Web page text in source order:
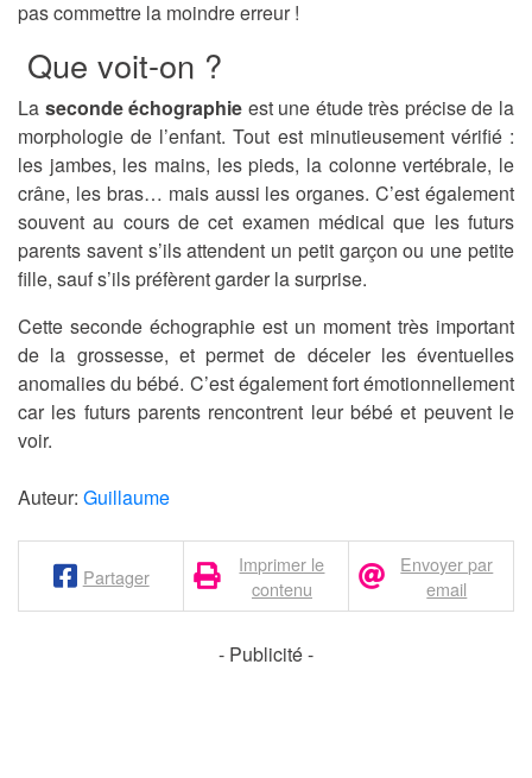
pas commettre la moindre erreur !
Que voit-on ?
La seconde échographie est une étude très précise de la
morphologie de l’enfant. Tout est minutieusement vérifié :
les jambes, les mains, les pieds, la colonne vertébrale, le
crâne, les bras… mais aussi les organes. C’est également
souvent au cours de cet examen médical que les futurs
parents savent s’ils attendent un petit garçon ou une petite
fille, sauf s’ils préfèrent garder la surprise.
Cette seconde échographie est un moment très important
de la grossesse, et permet de déceler les éventuelles
anomalies du bébé. C’est également fort émotionnellement
car les futurs parents rencontrent leur bébé et peuvent le
voir.
Auteur: Guillaume
Partager
Imprimer le
contenu
Envoyer par
email
- Publicité -